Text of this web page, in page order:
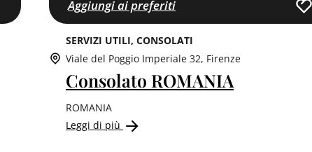
Aggiungi ai preferiti
SERVIZI UTILI CONSOLATI
Viale del Poggio Imperiale 32, Firenze
Consolato ROMANIA
ROMANIA
Leggi di più